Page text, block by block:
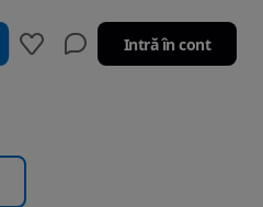
Intră în cont